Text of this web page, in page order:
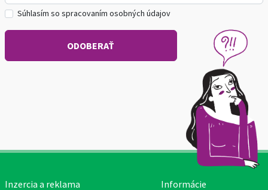
Súhlasím so spracovaním osobných údajov
Inzercia a reklama
Informácie